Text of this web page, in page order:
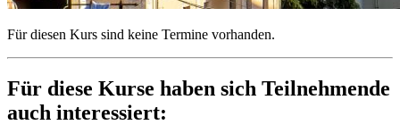
Für diesen Kurs sind keine Termine vorhanden.
Für diese Kurse haben sich Teilnehmende
auch interessiert: